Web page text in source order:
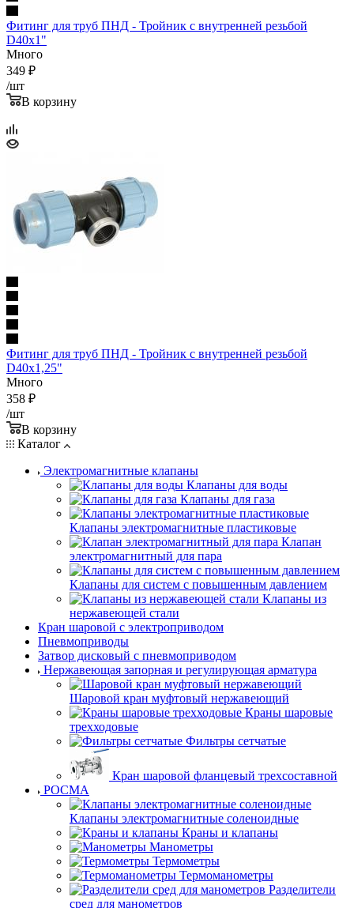
Фитинг для труб ПНД - Тройник с внутренней резьбой
D40x1"
Много
349 ₽
/шт
В корзину
Фитинг для труб ПНД - Тройник с внутренней резьбой
D40x1,25"
Много
358 ₽
/шт
В корзину
Каталог
Электромагнитные клапаны
Клапаны для воды
Клапаны для газа
Клапаны электромагнитные пластиковые
Клапан
электромагнитный для пара
Клапаны для систем с повышенным давлением
Клапаны из
нержавеющей стали
Кран шаровой с электроприводом
Пневмоприводы
Затвор дисковый с пневмоприводом
Нержавеющая запорная и регулирующая арматура
Шаровой кран муфтовый нержавеющий
Краны шаровые
трехходовые
Фильтры сетчатые
Кран шаровой фланцевый трехсоставной
РОСМА
Клапаны электромагнитные соленоидные
Краны и клапаны
Манометры
Термометры
Термоманометры
Разделители
сред для манометров